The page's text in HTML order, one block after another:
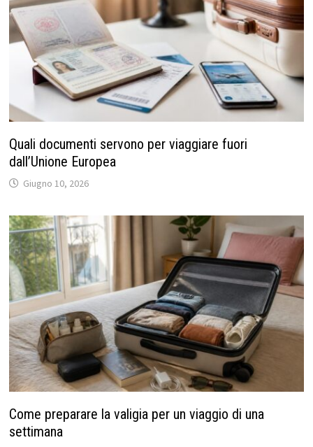
Quali documenti servono per viaggiare fuori
dall’Unione Europea
Giugno 10, 2026
Come preparare la valigia per un viaggio di una
settimana